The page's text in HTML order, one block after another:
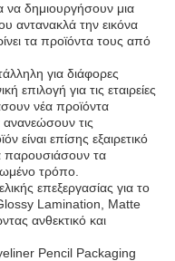
να δημιουργήσουν μια
αντανακλά την εικόνα
τα προϊόντα τους από
για διάφορες
επιλογή για τις εταιρείες
νέα προϊόντα
τις
είναι επίσης εξαιρετικό
παρουσιάσουν τα
τρόπο.
επεξεργασίας για το
Lamination, Matte
ανθεκτικό και
Pencil Packaging